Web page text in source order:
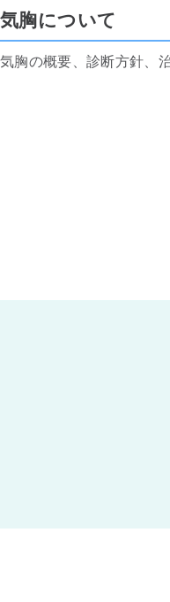
気胸について
気胸の概要、診断方針、